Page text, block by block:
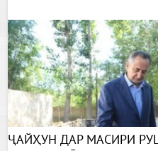
ҶАЙҲУН ДАР МАСИРИ